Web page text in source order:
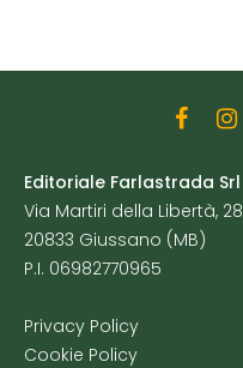
Editoriale Farlastrada Srl
Via Martiri della Libertà, 28
20833 Giussano (MB)
P.I. 06982770965
Privacy Policy
Cookie Policy